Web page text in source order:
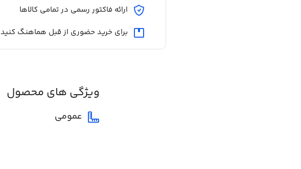
ارائه فاکتور رسمی در تمامی کالاها
برای خرید حضوری از قبل هماهنگ کنید
ویژگی های محصول
عمومی